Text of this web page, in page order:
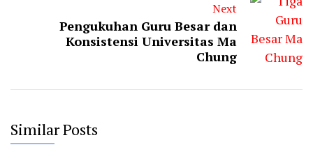
Next
Pengukuhan Guru Besar dan
Konsistensi Universitas Ma
Chung
Similar Posts